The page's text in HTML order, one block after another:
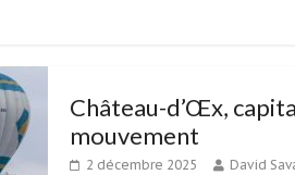
Château-d’Œx,
mouvement
2 décembre 2025 David